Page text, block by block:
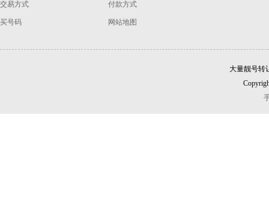
交易方式
买号码
付款方式
网站地图
大量靓号转